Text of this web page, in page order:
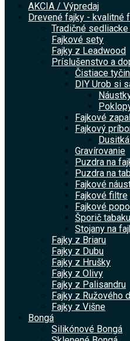
AKCIA / Výpredaj
Drevené fajky - kvalitné
Tradičné
Fajkové sety
Fajky z Leadwood
Príslušenstvo a
Čistiace
DIY Urob si
Fajkové
Fajkový
Gravírovanie
Puzdra na
Puzdra na
Fajkové
Fajkové filtre
Fajkové
Šporič tabaku
Stojany na
Fajky z Briaru
Fajky z Dubu
Fajky z Hrušky
Fajky z Olivy
Fajky z Palisandru
Fajky z Ružového
Fajky z Višne
Bongá
Silikónové Bongá